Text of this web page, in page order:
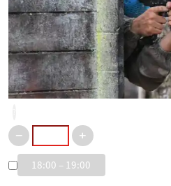
18:00 – 19:00